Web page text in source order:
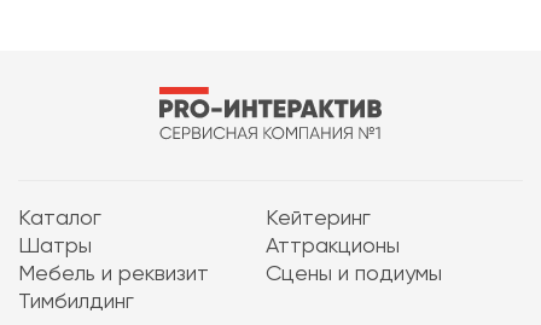
Каталог
Кейтеринг
Шатры
Аттракционы
Мебель и реквизит
Сцены и подиумы
Тимбилдинг